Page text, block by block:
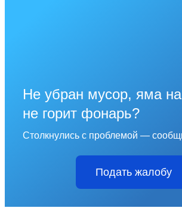
Не убран мусор, яма на
не горит фонарь?
Столкнулись с проблемой —
Подать жалобу